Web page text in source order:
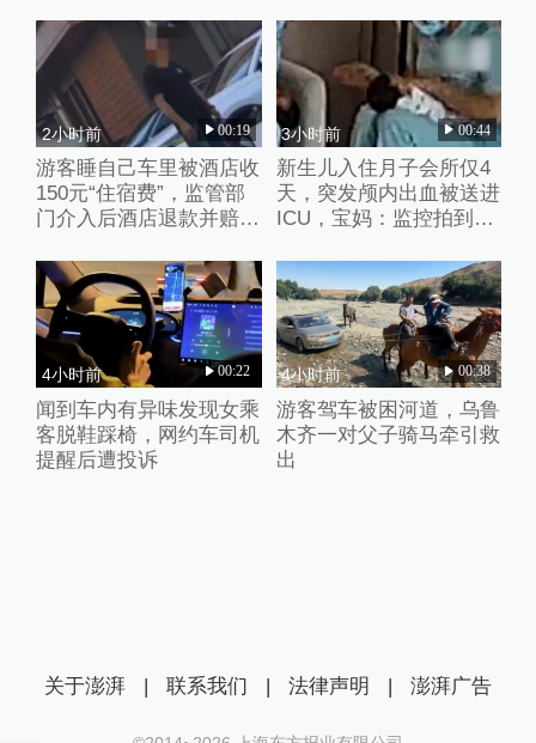
2小时前 00:19
游客睡自己车里被酒店收
150元“住宿费”，监管部
门介入后酒店退款并赔偿
3小时前 00:44
新生儿入住月子会所仅4
天，突发颅内出血被送进
ICU，宝妈：监控拍到护
4小时前 00:22
闻到车内有异味发现女乘
客脱鞋踩椅，网约车司机
提醒后遭投诉
4小时前 00:38
游客驾车被困河道，乌鲁
木齐一对父子骑马牵引救
出
关于澎湃 | 联系我们 | 法律声明 | 澎湃广告